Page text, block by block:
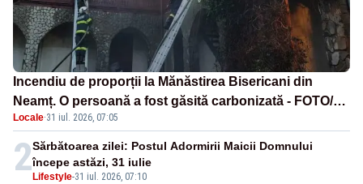
Incendiu de proporții la Mănăstirea Bisericani din
Neamț. O persoană a fost găsită carbonizată - FOTO/
VIDEO
Locale·31 iul. 2026, 07:05
2 Lifestyle-31 iul. 2026, 07:10
Sărbătoarea zilei: Postul Adormirii Maicii Domnului
începe astăzi, 31 iulie